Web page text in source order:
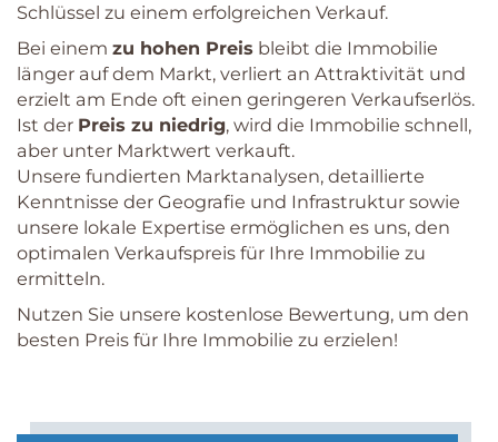
Schlüssel zu einem erfolgreichen Verkauf.
Bei einem zu hohen Preis bleibt die Immobilie
länger auf dem Markt, verliert an Attraktivität und
erzielt am Ende oft einen geringeren Verkaufserlös.
Ist der Preis zu niedrig, wird die Immobilie schnell,
aber unter Marktwert verkauft.
Unsere fundierten Marktanalysen, detaillierte
Kenntnisse der Geografie und Infrastruktur sowie
unsere lokale Expertise ermöglichen es uns, den
optimalen Verkaufspreis für Ihre Immobilie zu
ermitteln.
Nutzen Sie unsere kostenlose Bewertung, um den
besten Preis für Ihre Immobilie zu erzielen!